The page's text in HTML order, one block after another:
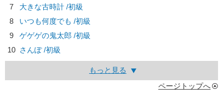
7
大きな古時計 /初級
8
いつも何度でも /初級
9
ゲゲゲの鬼太郎 /初級
10 さんぽ /初級
もっと見る
ページトップへ